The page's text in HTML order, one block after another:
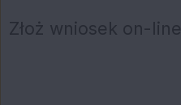
Złoż wniosek on-line